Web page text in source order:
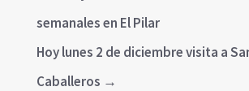
semanales en El Pilar
Hoy lunes 2 de diciembre visita a
Caballeros →